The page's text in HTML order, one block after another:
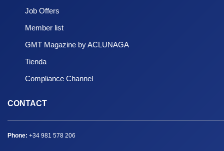
Job Offers
Member list
GMT Magazine by ACLUNAGA
Tienda
Compliance Channel
CONTACT
Phone: +34 981 578 206